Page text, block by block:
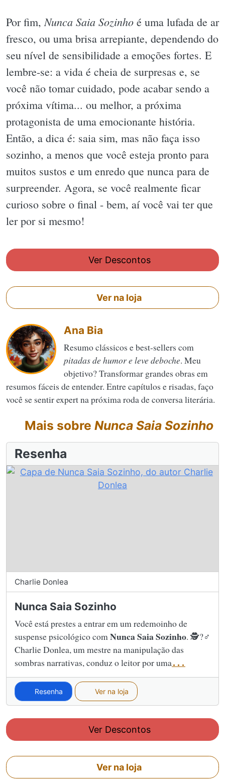
Por fim,Nunca Saia Sozinho é uma lufada de ar
fresco, ou uma brisa arrepiante, dependendo do
seu nível de sensibilidade a emoções fortes. E
lembre-se: a vida é cheia de surpresas e, se
você não tomar cuidado, pode acabar sendo a
próxima vítima... ou melhor, a próxima
protagonista de uma emocionante história.
Então, a dica é: saia sim, mas não faça isso
sozinho, a menos que você esteja pronto para
muitos sustos e um enredo que nunca para de
surpreender. Agora, se você realmente ficar
curioso sobre o final - bem, aí você vai ter que
ler por si mesmo!
Ver Descontos
Ver na loja
Ana Bia
Resumo clássicos e best-sellers com
pitadas de humor e leve deboche. Meu
objetivo? Transformar grandes obras em
resumos fáceis de entender. Entre capítulos e risadas, faço
você se sentir expert na próxima roda de conversa literária.
Mais sobre Nunca Saia Sozinho
Resenha
Charlie Donlea
Nunca Saia Sozinho
Você está prestes a entrar em um redemoinho de
suspense psicológico com Nunca Saia Sozinho. 🕵?♂️
Charlie Donlea, um mestre na manipulação das
sombras narrativas, conduz o leitor por uma...
Resenha Ver na loja
Ver Descontos
Ver na loja